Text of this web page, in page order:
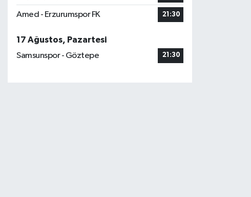
Amed - Erzurumspor FK 21:30
17 Ağustos, Pazartesi
Samsunspor - Göztepe
21:30